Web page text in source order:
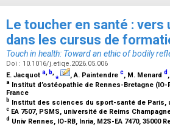
Le toucher en santé :
dans les cursus de
Touch in health: Toward an ethic of bodily
Doi : 10.1016/j.etiqe.2026.05.006
E. Jacquot a, b,⁎ , A. Paintendre c, M. Menard d
a Institut d’ostéopathie de Rennes-Bretagne (IO-
France
b Institut des sciences du sport-santé de Paris,
c EA 7507, PSMS, université de Reims
d Univ Rennes, IO-RB, Inria, M2S-EA 7470, 35000